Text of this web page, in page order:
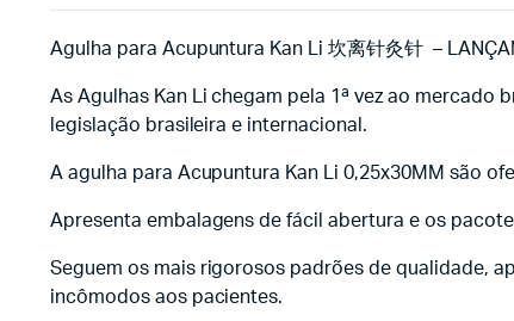
Agulha para Acupuntura Kan Li 坎离针灸针 –
As Agulhas Kan Li chegam pela 1ª vez ao
legislação brasileira e internacional.
A agulha para Acupuntura Kan Li 0,25x30MM são
Apresenta embalagens de fácil abertura e os
Seguem os mais rigorosos padrões de qualidade,
incômodos aos pacientes.